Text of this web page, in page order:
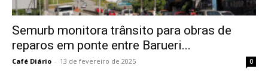
Semurb monitora trânsito para obras de
reparos em ponte entre Barueri...
Café Diário - 13 de fevereiro de 2025 0